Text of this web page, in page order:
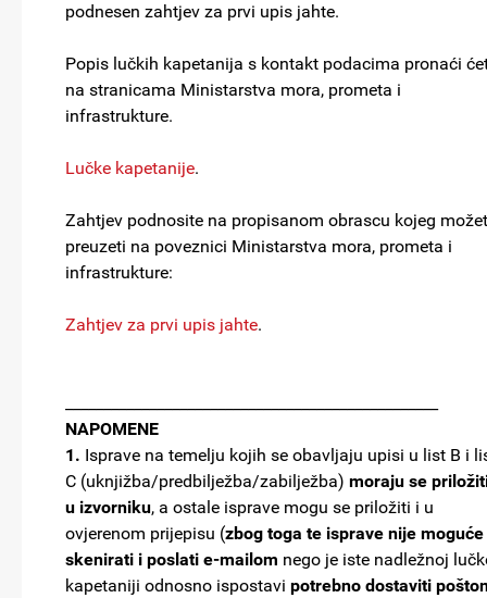
podnesen zahtjev za prvi upis jahte.
Popis lučkih kapetanija s kontakt podacima pronaći
na stranicama Ministarstva mora, prometa i
infrastrukture.
Lučke kapetanije.
Zahtjev podnosite na propisanom obrascu kojeg
preuzeti na poveznici Ministarstva mora, prometa i
infrastrukture:
Zahtjev za prvi upis jahte.
NAPOMENE
1. Isprave na temelju kojih se obavljaju upisi u list B i
C (uknjižba/predbilježba/zabilježba) moraju se
u izvorniku, a ostale isprave mogu se priložiti i u
ovjerenom prijepisu (zbog toga te isprave nije moguće
skenirati i poslati e-mailom nego je iste nadležnoj
kapetaniji odnosno ispostavi potrebno dostaviti